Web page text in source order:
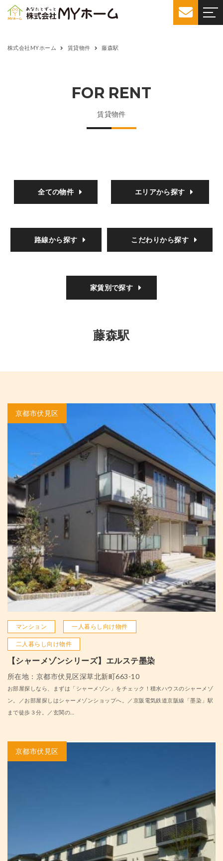
株式会社MYホーム 賃貸物件 藤森駅
FOR RENT
賃貸物件
全ての物件 エリアから探す
路線から探す こだわりから探す
家賃別で探す
藤森駅
京都市伏見区
マンション 一人暮らし向け物件
二人暮らし向け物件
【シャーメゾンシリーズ】エルステ墨染
所在地：京都市伏見区深草北新町663-10
お部屋探しなら、まずは「シャーメゾン」をチェック！積水ハウスのシャーメゾ
ン。／お部屋探しはシャーメゾンショップへ。／京阪電気鉄道京阪線「墨染」駅
まで徒歩３分。／玄関の…
京都市伏見区